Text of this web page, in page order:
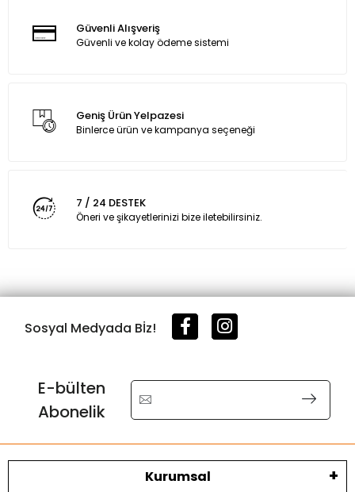
Güvenli Alışveriş
Güvenli ve kolay ödeme sistemi
Geniş Ürün Yelpazesi
Binlerce ürün ve kampanya seçeneği
7 / 24 DESTEK
Öneri ve şikayetlerinizi bize iletebilirsiniz.
Sosyal Medyada Bİz!
E-bülten
Abonelik
Kurumsal